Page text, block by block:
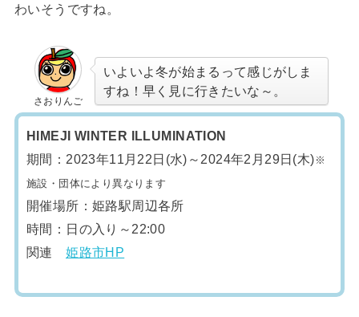
わいそうですね。
さおりんご
いよいよ冬が始まるって感じがしま
すね！早く見に行きたいな～。
HIMEJI WINTER ILLUMINATION
期間：2023年11月22日(水)～2024年2月29日(木) ※
施設・団体により異なります
開催場所：姫路駅周辺各所
時間：日の入り～22:00
関連姫路市HP